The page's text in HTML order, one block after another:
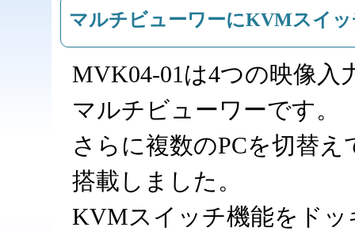
マルチビューワーにKVMスイ
MVK04-01は4つの映像入
マルチビューワーです。
さらに複数のPCを切替
搭載しました。
KVMスイッチ機能をド